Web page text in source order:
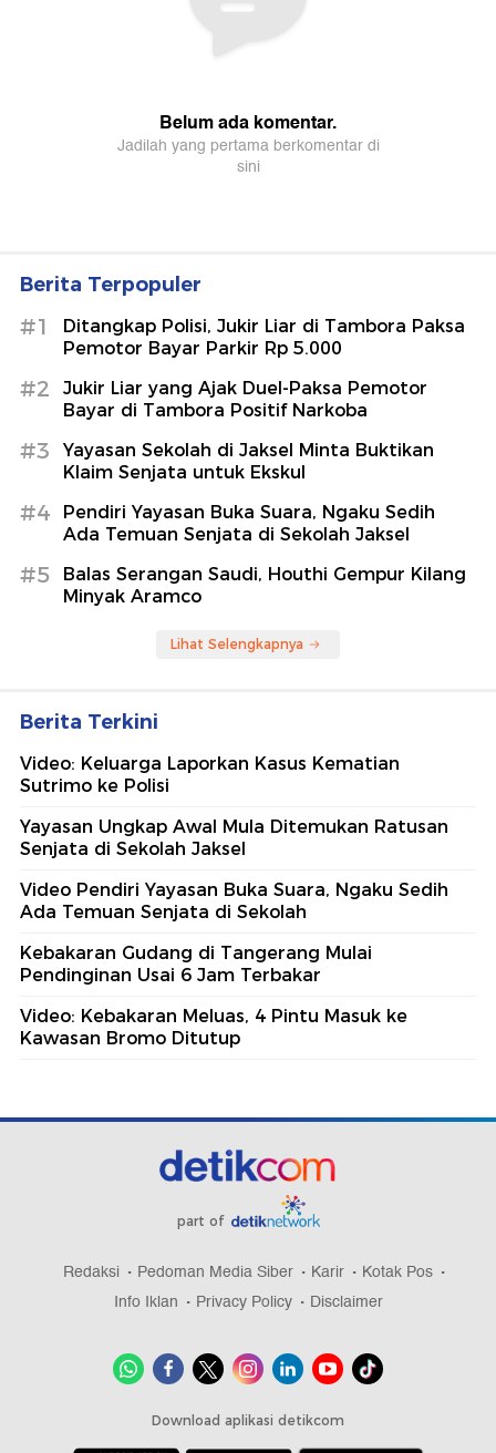
Berita Terpopuler
#1
Ditangkap Polisi, Jukir Liar di Tambora Paksa
Pemotor Bayar Parkir Rp 5.000
#2
Jukir Liar yang Ajak Duel-Paksa Pemotor
Bayar di Tambora Positif Narkoba
#3
Yayasan Sekolah di Jaksel Minta Buktikan
Klaim Senjata untuk Ekskul
#4
Pendiri Yayasan Buka Suara, Ngaku Sedih
Ada Temuan Senjata di Sekolah Jaksel
#5
Balas Serangan Saudi, Houthi Gempur Kilang
Minyak Aramco
Lihat Selengkapnya
Berita Terkini
Video: Keluarga Laporkan Kasus Kematian
Sutrimo ke Polisi
Yayasan Ungkap Awal Mula Ditemukan Ratusan
Senjata di Sekolah Jaksel
Video Pendiri Yayasan Buka Suara, Ngaku Sedih
Ada Temuan Senjata di Sekolah
Kebakaran Gudang di Tangerang Mulai
Pendinginan Usai 6 Jam Terbakar
Video: Kebakaran Meluas, 4 Pintu Masuk ke
Kawasan Bromo Ditutup
part of
Redaksi Pedoman Media Siber Karir
Kotak Pos
Info Iklan
Privacy Policy Disclaimer
Download aplikasi detikcom